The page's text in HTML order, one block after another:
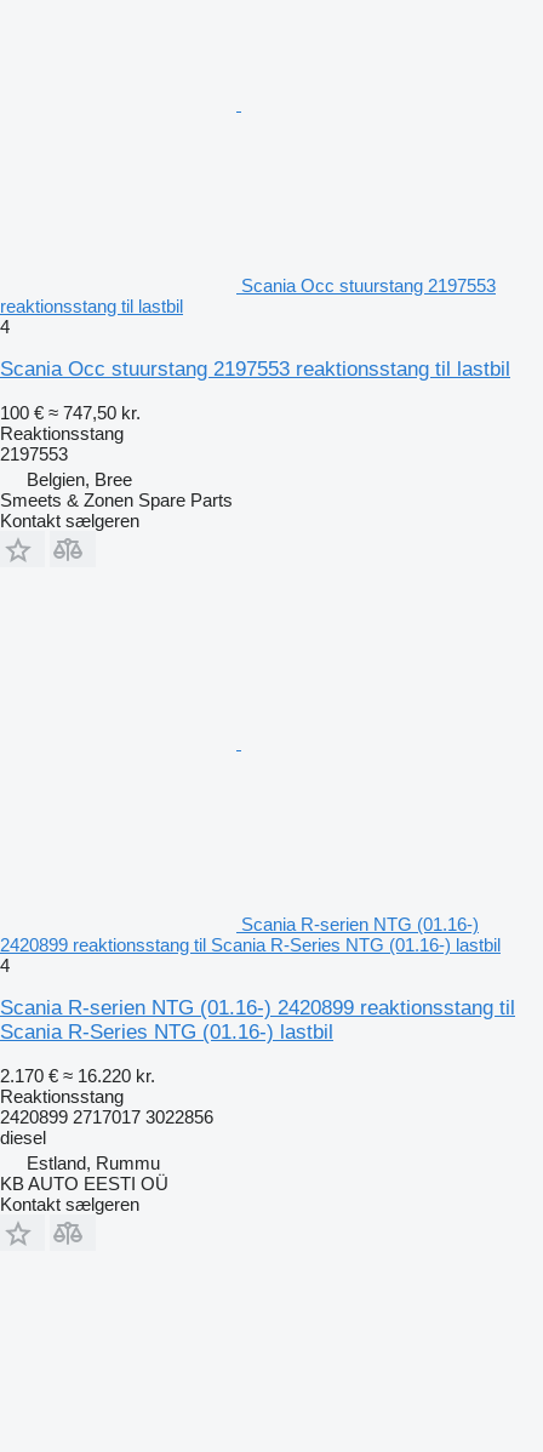
Scania Occ stuurstang 2197553
reaktionsstang til lastbil
4
Scania Occ stuurstang 2197553 reaktionsstang til lastbil
100 € ≈ 747,50 kr.
Reaktionsstang
2197553
Belgien, Bree
Smeets & Zonen Spare Parts
Kontakt sælgeren
Scania R-serien NTG (01.16-)
2420899 reaktionsstang til Scania R-Series NTG (01.16-) lastbil
4
Scania R-serien NTG (01.16-) 2420899 reaktionsstang til
Scania R-Series NTG (01.16-) lastbil
2.170 € ≈ 16.220 kr.
Reaktionsstang
2420899 2717017 3022856
diesel
Estland, Rummu
KB AUTO EESTI OÜ
Kontakt sælgeren